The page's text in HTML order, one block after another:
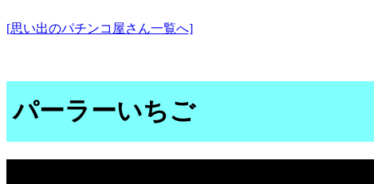
[思い出のパチンコ屋さん一覧へ]
パーラーいちご